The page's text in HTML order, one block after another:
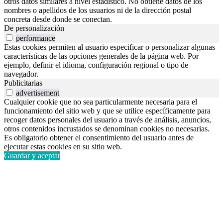
nombres o apellidos de los usuarios ni de la dirección postal
concreta desde donde se conectan.
De personalización
performance
Estas cookies permiten al usuario especificar o personalizar algunas
características de las opciones generales de la página web. Por
ejemplo, definir el idioma, configuración regional o tipo de
navegador.
Publicitarias
advertisement
Cualquier cookie que no sea particularmente necesaria para el
funcionamiento del sitio web y que se utilice específicamente para
recoger datos personales del usuario a través de análisis, anuncios,
otros contenidos incrustados se denominan cookies no necesarias.
Es obligatorio obtener el consentimiento del usuario antes de
ejecutar estas cookies en su sitio web.
Guardar y aceptar